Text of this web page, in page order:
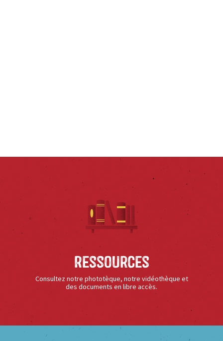
Ressources
Consultez notre phototèque, notre vidéothèque et
des documents en libre accès.